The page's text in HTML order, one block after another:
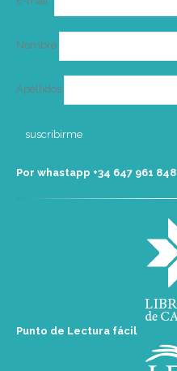
Nombre
Apellidos
Por whastapp +34 ‭647 961 848‬
Punto de Lectura fácil